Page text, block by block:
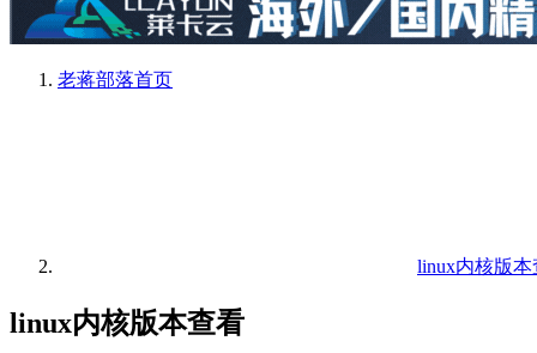
老蒋部落首页
linux内核版本
linux内核版本查看